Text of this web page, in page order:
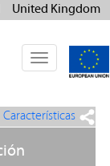
United Kingdom
Toggle
navigation
Características